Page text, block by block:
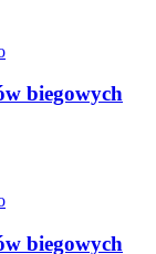
biegowych
biegowych